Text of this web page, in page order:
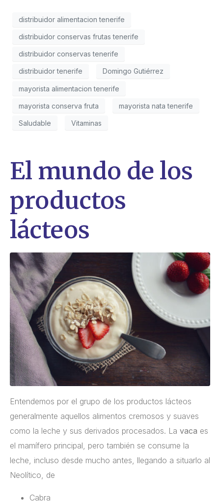
distribuidor alimentacion tenerife
distribuidor conservas frutas tenerife
distribuidor conservas tenerife
distribuidor tenerife Domingo Gutiérrez
mayorista alimentacion tenerife
mayorista conserva fruta mayorista nata tenerife
Saludable Vitaminas
El mundo de los
productos
lácteos
Entendemos por el grupo de los productos lácteos
generalmente aquellos alimentos cremosos y suaves
como la leche y sus derivados procesados. La vaca es
el mamífero principal, pero también se consume la
leche, incluso desde mucho antes, llegando a situarlo al
Neolítico, de
Cabra